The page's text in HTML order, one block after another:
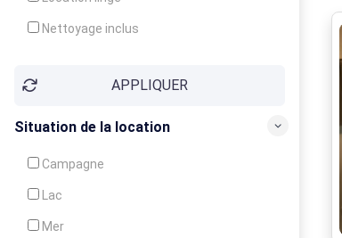
Nettoyage inclus
Garde d'enfants
Crèche
APPLIQUER
Situation de la location
Campagne
Lac
Mer